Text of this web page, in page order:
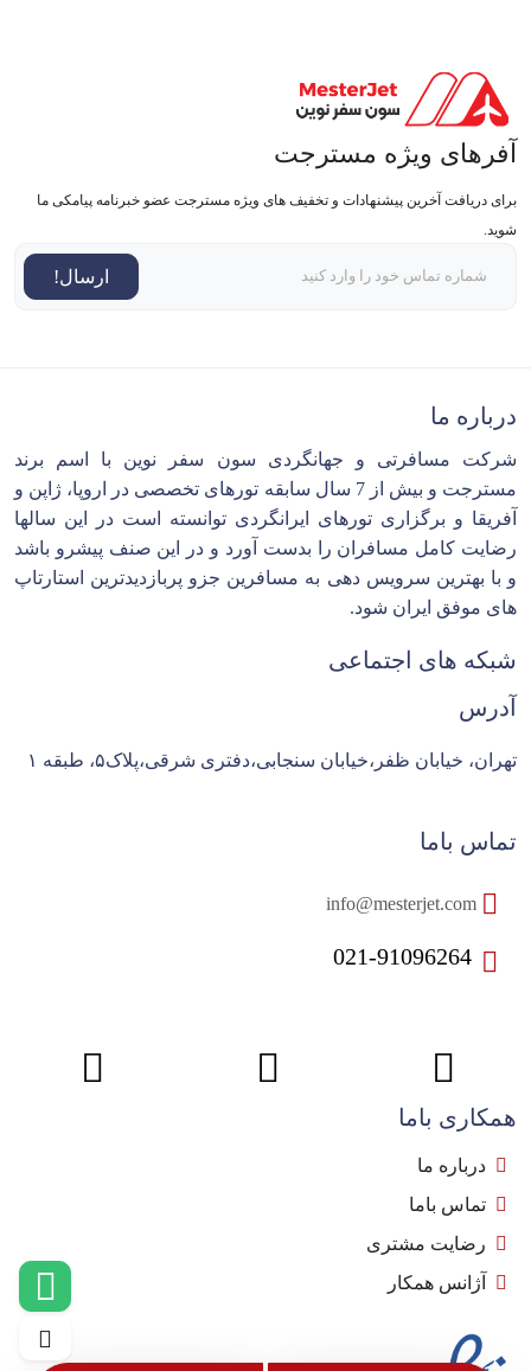
آفرهای ویژه مسترجت
برای دریافت آخرین پیشنهادات و تخفیف های ویژه مسترجت عضو خبرنامه پیامکی ما
شوید.
ارسال!
درباره ما
شرکت مسافرتی و جهانگردی سون سفر نوین با اسم برند
مسترجت و بیش از 7 سال سابقه تورهای تخصصی در اروپا، ژاپن و
آفریقا و برگزاری تورهای ایرانگردی توانسته است در این سالها
رضایت کامل مسافران را بدست آورد و در این صنف پیشرو باشد
و با بهترین سرویس دهی به مسافرین جزو پربازدیدترین استارتاپ
های موفق ایران شود.
شبکه های اجتماعی
آدرس
تهران، خیابان ظفر،خیابان سنجابی،دفتری شرقی،پلاک۵، طبقه ۱
تماس باما
021-91096264
همکاری باما
درباره ما
تماس باما
رضایت مشتری
آژانس همکار